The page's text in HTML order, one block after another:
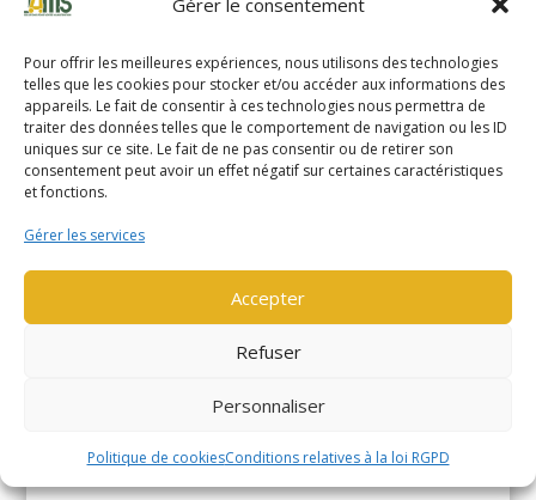
Gérer le consentement
Pour offrir les meilleures expériences, nous utilisons des technologies
telles que les cookies pour stocker et/ou accéder aux informations des
appareils. Le fait de consentir à ces technologies nous permettra de
traiter des données telles que le comportement de navigation ou les ID
uniques sur ce site. Le fait de ne pas consentir ou de retirer son
consentement peut avoir un effet négatif sur certaines caractéristiques
et fonctions.
Gérer les services
Accepter
Refuser
Personnaliser
Politique de cookiesConditions relatives à la loi RGPD
YALE MS14XIL (2510)